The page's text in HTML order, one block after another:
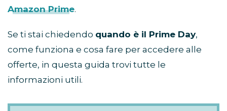
Amazon Prime.
Se ti stai chiedendo quando è il Prime Day,
come funziona e cosa fare per accedere alle
offerte, in questa guida trovi tutte le
informazioni utili.